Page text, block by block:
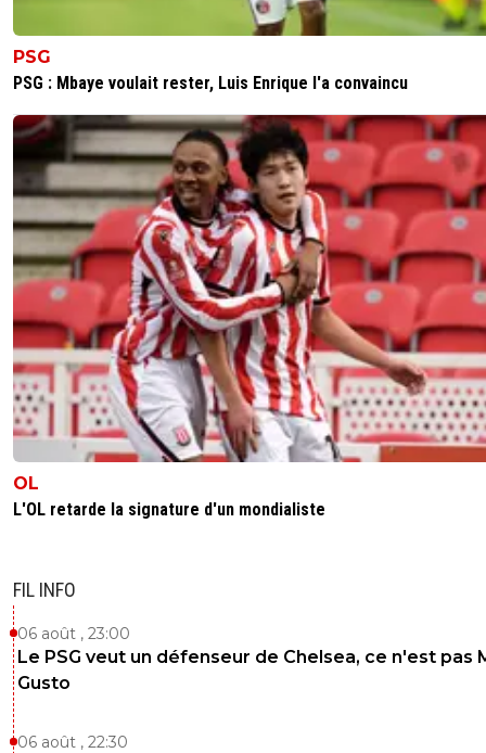
PSG
PSG : Mbaye voulait rester, Luis Enrique l'a convaincu
OL
L'OL retarde la signature d'un mondialiste
FIL INFO
06 août , 23:00
Le PSG veut un défenseur de Chelsea, ce n'est pas
Gusto
06 août , 22:30